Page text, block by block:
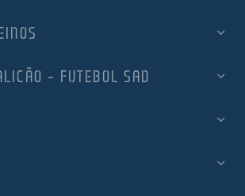
– FUTEBOL SAD